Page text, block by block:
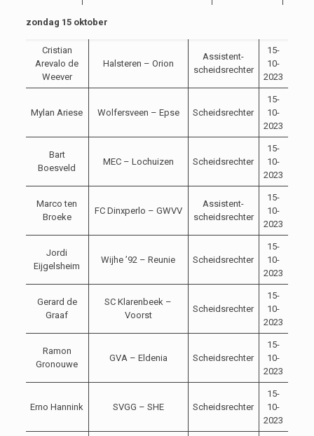
zondag 15 oktober
Cristian
Arevalo de
Weever
Halsteren – Orion
Assistent-
scheidsrechter
15-
10-
2023
Mylan Ariese Wolfersveen – Epse Scheidsrechter
15-
10-
2023
Bart
Boesveld
MEC – Lochuizen Scheidsrechter
15-
10-
2023
Marco ten
Broeke
FC Dinxperlo – GWVV
Assistent-
scheidsrechter
15-
10-
2023
Jordi
Eijgelsheim
Wijhe ’92 – Reunie Scheidsrechter
15-
10-
2023
Gerard de
Graaf
SC Klarenbeek –
Voorst
Scheidsrechter
15-
10-
2023
Ramon
Gronouwe
GVA – Eldenia Scheidsrechter
15-
10-
2023
Erno Hannink SVGG – SHE Scheidsrechter
15-
10-
2023